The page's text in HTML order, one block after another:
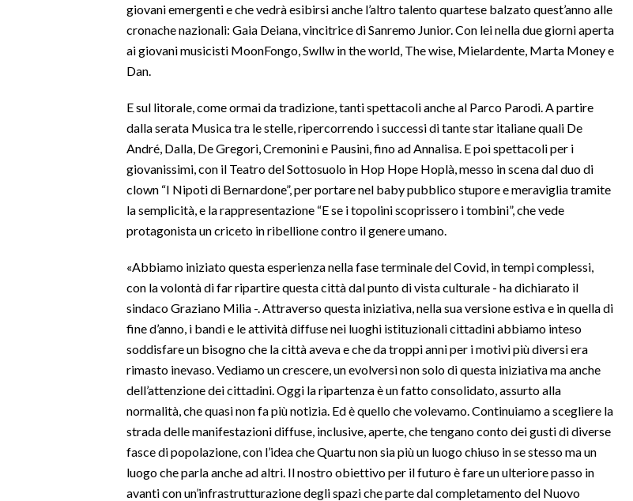
giovani emergenti e che vedrà esibirsi anche l’altro talento quartese balzato quest’anno alle
cronache nazionali: Gaia Deiana, vincitrice di Sanremo Junior. Con lei nella due giorni aperta
ai giovani musicisti MoonFongo, Swllw in the world, The wise, Mielardente, Marta Money e
Dan.
E sul litorale, come ormai da tradizione, tanti spettacoli anche al Parco Parodi. A partire
dalla serata Musica tra le stelle, ripercorrendo i successi di tante star italiane quali De
André, Dalla, De Gregori, Cremonini e Pausini, fino ad Annalisa. E poi spettacoli per i
giovanissimi, con il Teatro del Sottosuolo in Hop Hope Hoplà, messo in scena dal duo di
clown “I Nipoti di Bernardone”, per portare nel baby pubblico stupore e meraviglia tramite
la semplicità, e la rappresentazione “E se i topolini scoprissero i tombini”, che vede
protagonista un criceto in ribellione contro il genere umano.
«Abbiamo iniziato questa esperienza nella fase terminale del Covid, in tempi complessi,
con la volontà di far ripartire questa città dal punto di vista culturale - ha dichiarato il
sindaco Graziano Milia -. Attraverso questa iniziativa, nella sua versione estiva e in quella di
fine d’anno, i bandi e le attività diffuse nei luoghi istituzionali cittadini abbiamo inteso
soddisfare un bisogno che la città aveva e che da troppi anni per i motivi più diversi era
rimasto inevaso. Vediamo un crescere, un evolversi non solo di questa iniziativa ma anche
dell’attenzione dei cittadini. Oggi la ripartenza è un fatto consolidato, assurto alla
normalità, che quasi non fa più notizia. Ed è quello che volevamo. Continuiamo a scegliere la
strada delle manifestazioni diffuse, inclusive, aperte, che tengano conto dei gusti di diverse
fasce di popolazione, con l’idea che Quartu non sia più un luogo chiuso in se stesso ma un
luogo che parla anche ad altri. Il nostro obiettivo per il futuro è fare un ulteriore passo in
avanti con un’infrastrutturazione degli spazi che parte dal completamento del Nuovo